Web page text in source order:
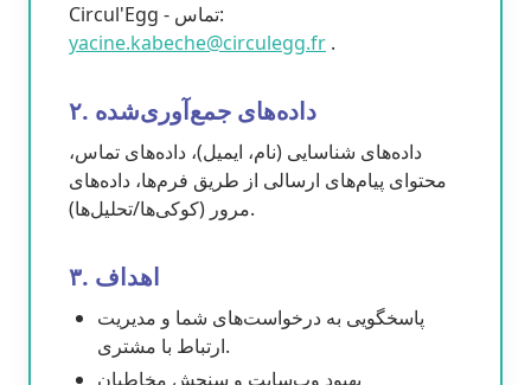
Circul'Egg - تماس:
yacine.kabeche@circulegg.fr .
۲. داده‌های جمع‌آوری‌شده
داده‌های شناسایی (نام، ایمیل)، داده‌های تماس،
محتوای پیام‌های ارسالی از طریق فرم‌ها، داده‌های
مرور (کوکی‌ها/تحلیل‌ها).
۳. اهداف
پاسخگویی به درخواست‌های شما و مدیریت
ارتباط با مشتری.
بهبود وب‌سایت و سنجش مخاطبان